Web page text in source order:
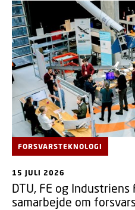
FORSVARSTEKNOLOGI
15 JULI 2026
DTU, FE og
samarbejde om